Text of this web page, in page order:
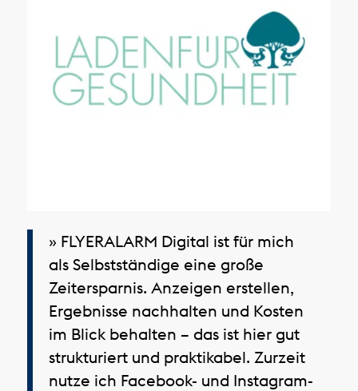
» FLYERALARM Digital ist für mich
als Selbstständige eine große
Zeitersparnis. Anzeigen erstellen,
Ergebnisse nachhalten und Kosten
im Blick behalten – das ist hier gut
strukturiert und praktikabel. Zurzeit
nutze ich Facebook- und Instagram-